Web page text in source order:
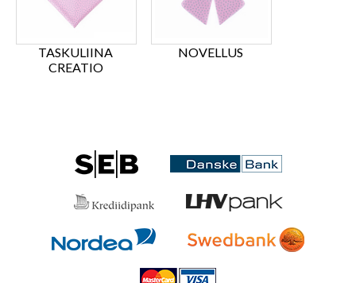
TASKULIINA
CREATIO
NOVELLUS